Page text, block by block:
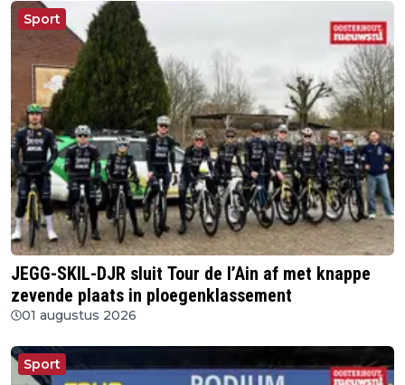
Sport
JEGG-SKIL-DJR sluit Tour de l’Ain af met knappe
zevende plaats in ploegenklassement
01 augustus 2026
Sport